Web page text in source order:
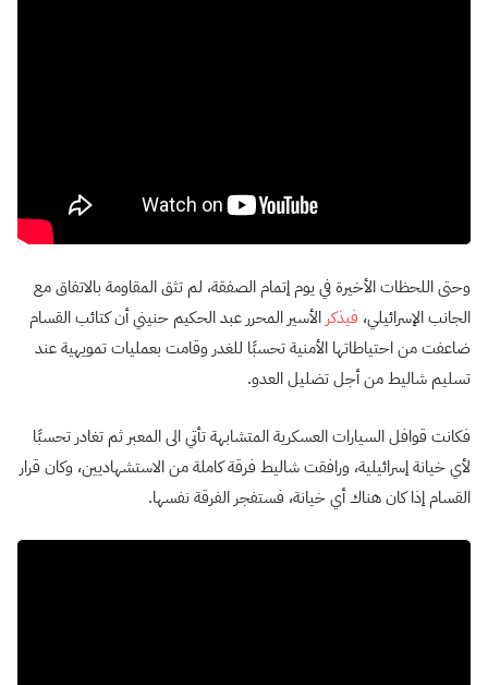
وحتى اللحظات الأخيرة في يوم إتمام الصفقة، لم تثق المقاومة بالاتفاق مع
الجانب الإسرائيلي، فيذكر الأسير المحرر عبد الحكيم حنيني أن كتائب القسام
ضاعفت من احتياطاتها الأمنية تحسبًا للغدر وقامت بعمليات تمويهية عند
تسليم شاليط من أجل تضليل العدو.
فكانت قوافل السيارات العسكرية المتشابهة تأتي الى المعبر ثم تغادر تحسبًا
لأي خيانة إسرائيلية، ورافقت شاليط فرقة كاملة من الاستشهاديين، وكان قرار
القسام إذا كان هناك أي خيانة، فستفجر الفرقة نفسها.